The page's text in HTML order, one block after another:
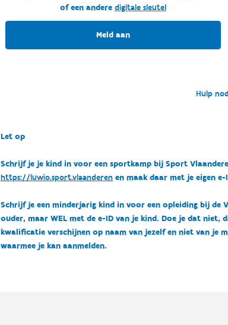
of een andere digitale sleutel
Meld aan
Hulp
Let op
Schrijf je je kind in voor een sportkamp bij Sport
https://luwio.sport.vlaanderenen maak daar met je eigen
Schrijf je een minderjarig kind in voor een opleiding bij de
ouder, maar WEL met de e-ID van je kind. Doe je dat
kwalificatie verschijnen op naam van jezelf en niet van je
waarmee je kan aanmelden.